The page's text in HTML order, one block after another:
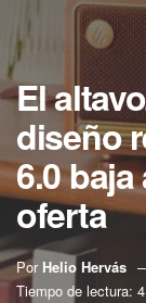
El
diseño
6.0
oferta
Por Helio Hervás
Tiempo de lectura: